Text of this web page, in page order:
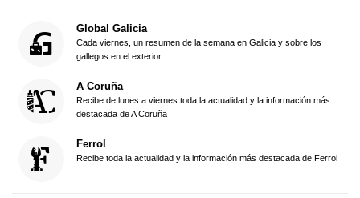
Global Galicia
Cada viernes, un resumen de la semana en Galicia y sobre los
gallegos en el exterior
A Coruña
Recibe de lunes a viernes toda la actualidad y la información más
destacada de A Coruña
Ferrol
Recibe toda la actualidad y la información más destacada de Ferrol